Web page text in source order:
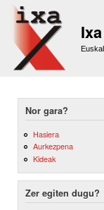
Nor gara?
Hasiera
Aurkezpena
Kideak
Zer egiten dugu?